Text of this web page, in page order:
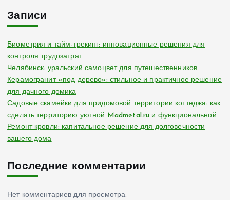
Записи
Биометрия и тайм-трекинг: инновационные решения для
контроля трудозатрат
Челябинск: уральский самоцвет для путешественников
Керамогранит «под дерево»: стильное и практичное решение
для дачного домика
Садовые скамейки для придомовой территории коттеджа: как
сделать территорию уютной Madmetal.ru и функциональной
Ремонт кровли: капитальное решение для долговечности
вашего дома
Последние комментарии
Нет комментариев для просмотра.